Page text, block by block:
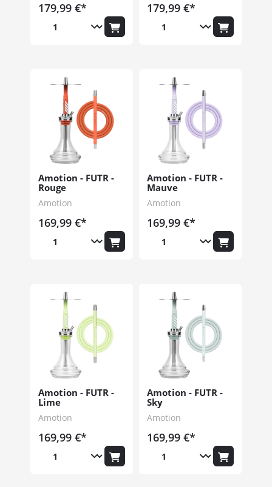
179,99 €* 179,99 €*
Amotion - FUTR -
Rouge
Amotion
169,99 €*
Amotion - FUTR -
Mauve
Amotion
169,99 €*
Amotion - FUTR -
Lime
Amotion
169,99 €*
Amotion - FUTR -
Sky
Amotion
169,99 €*